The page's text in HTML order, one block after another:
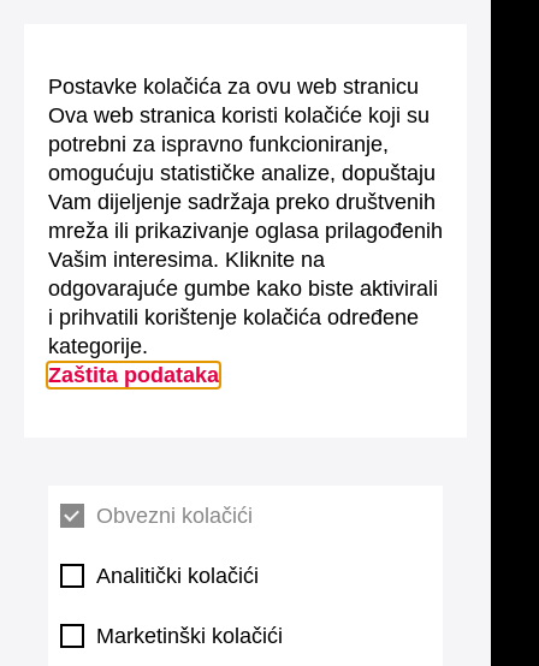
Postavke kolačića za ovu web stranicu
Ova web stranica koristi kolačiće koji su
potrebni za ispravno funkcioniranje,
omogućuju statističke analize, dopuštaju
Vam dijeljenje sadržaja preko društvenih
mreža ili prikazivanje oglasa prilagođenih
Vašim interesima. Kliknite na
odgovarajuće gumbe kako biste aktivirali
i prihvatili korištenje kolačića određene
kategorije.
Zaštita podataka
Obvezni kolačići
Analitički kolačići
Marketinški kolačići